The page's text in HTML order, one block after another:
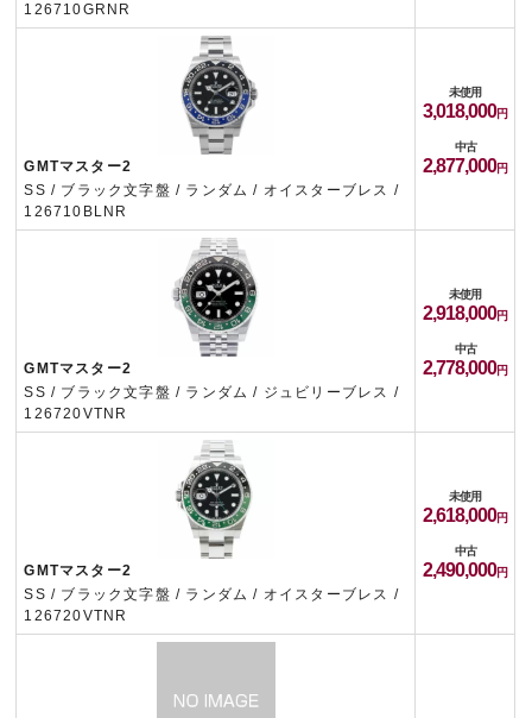
126710GRNR
GMTマスター2
SS / ブラック文字盤 / ランダム / オイスターブレス /
126710BLNR
未使用
3,018,000
中古
2,877,000
GMTマスター2
SS / ブラック文字盤 / ランダム / ジュビリーブレス /
126720VTNR
未使用
2,918,000
中古
2,778,000
GMTマスター2
SS / ブラック文字盤 / ランダム / オイスターブレス /
126720VTNR
未使用
2,618,000
中古
2,490,000